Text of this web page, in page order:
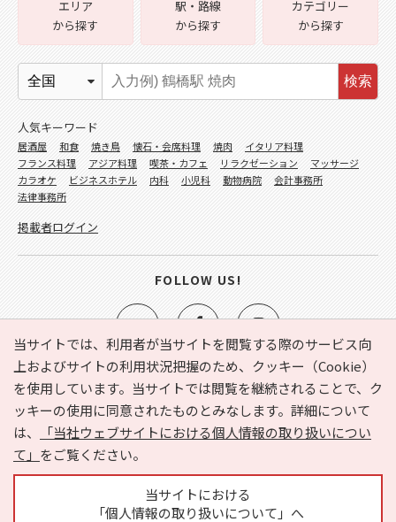
当サイトでは、利用者が当サイトを閲覧する際のサービス向
上およびサイトの利用状況把握のため、クッキー（Cookie）
を使用しています。当サイトでは閲覧を継続されることで、ク
ッキーの使用に同意されたものとみなします。詳細について
は、
「当社ウェブサイトにおける個人情報の取り扱いについ
て」 をご覧ください。
当サイトにおける
「個人情報の取り扱いについて」へ
e-NAVITA（イーナビタ）とは？ お気に入り
ヘルプ
利用規約
個人情報の取り扱いについて
運営会社
サイトマップ
広告掲載に関するお問い合わせ
エリア
から探す
駅・路線
から探す
カテゴリー
から探す
検索
人気キーワード
居酒屋 和食 焼き鳥 懐石・会席料理 焼肉
イタリア料理
フランス料理
アジア料理 喫茶・カフェ リラクゼーション
マッサージ
カラオケ
ビジネスホテル 内科 小児科 動物病院
会計事務所
法律事務所
掲載者ログイン
FOLLOW US!